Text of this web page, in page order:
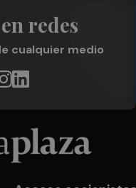
redes
cualquier medio